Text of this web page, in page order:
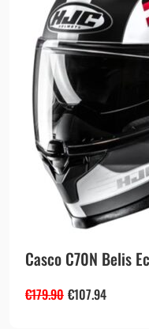
Casco C70N Belis
€179.90 €107.94